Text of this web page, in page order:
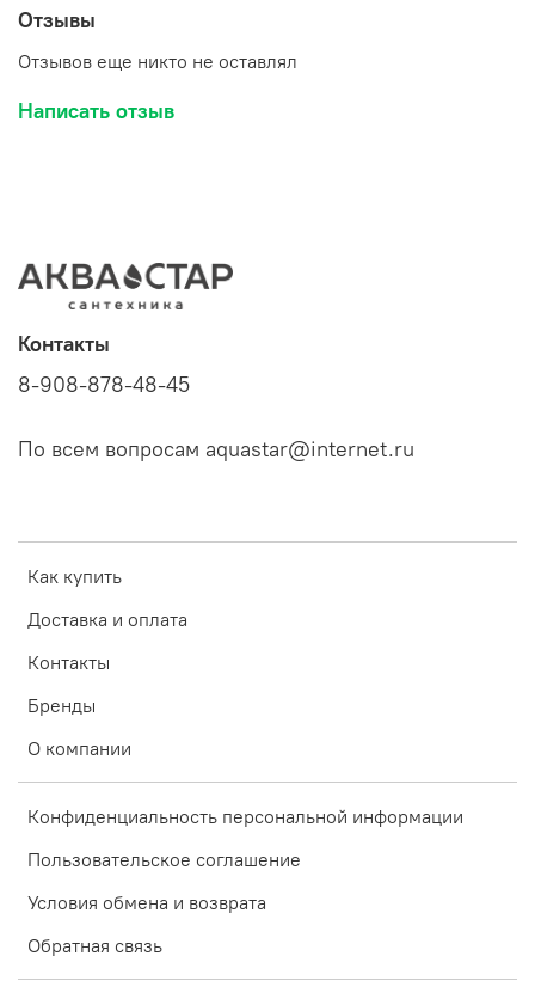
Отзывы
Отзывов еще никто не оставлял
Написать отзыв
Как купить
Доставка и оплата
Контакты
Бренды
О компании
Конфиденциальность персональной информации
Пользовательское соглашение
Условия обмена и возврата
Обратная связь
Контакты
8-908-878-48-45
По всем вопросам aquastar@internet.ru